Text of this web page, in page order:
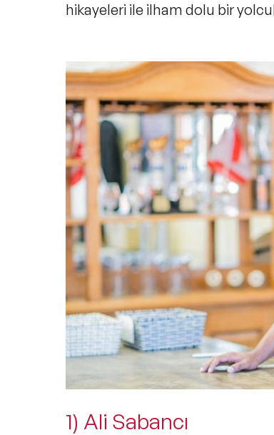
hikayeleri ile ilham dolu bir
1) Ali Sabancı